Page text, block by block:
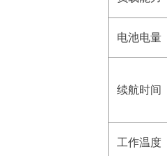
电池电量
续航时间
工作温度